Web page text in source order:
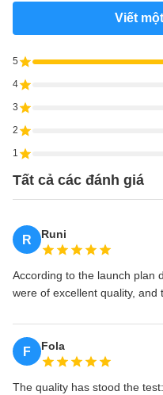
Viết
5
4
3
2
1
Tất cả các đánh giá
R Runi
According to the launch plan
were of excellent quality, and
F Fola
The quality has stood the